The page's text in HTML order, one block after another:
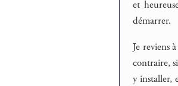
et
démarrer.
Je reviens
contraire,
y installer,